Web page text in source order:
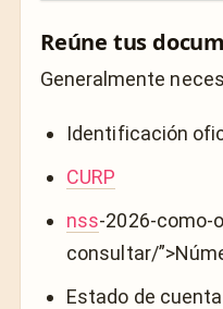
Reúne tus
Generalmente
Identificación
CURP
nss-2026-como-
consultar/
Estado de cuenta